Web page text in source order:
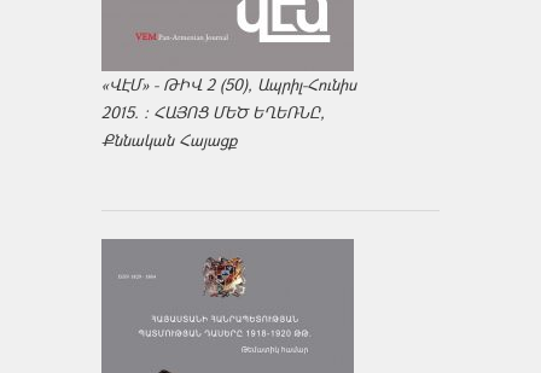
«ՎԷՄ» - ԹԻՎ 2 (50), Ապրիլ-Հունիս
2015. : ՀԱՅՈՑ ՄԵԾ ԵՂԵՌՆԸ,
Քննական Հայացք